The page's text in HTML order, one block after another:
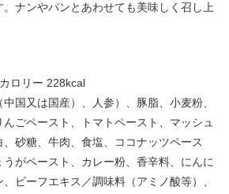
。ナンやパンとあわせても美味しく召し上
ロリー 228kcal
国又は国産）、人参）、豚脂、小麦粉、
ごペースト、トマトペースト、マッシュ
砂糖、牛肉、食塩、ココナッツペース
うがペースト、カレー粉、香辛料、にんに
ビーフエキス／調味料（アミノ酸等）、